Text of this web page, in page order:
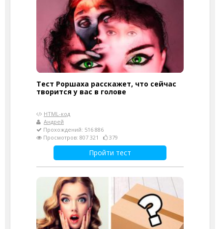
Тест Роршаха расскажет, что сейчас
творится у вас в голове
HTML-код
Андрей
Прохождений: 516 886
Просмотров: 807 321
379
Пройти тест